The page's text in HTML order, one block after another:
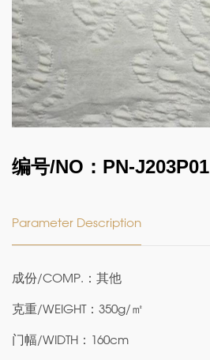
编号/NO：PN-J203P01
Parameter Description
成份/COMP.：其他
克重/WEIGHT：350g/㎡
门幅/WIDTH：160cm